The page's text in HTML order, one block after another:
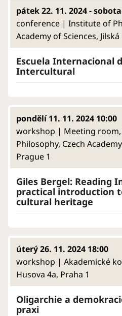
pátek 22. 11. 2024 -
conference | Institute of
Academy of Sciences, Jilská
Escuela Internacional
Intercultural
pondělí 11. 11. 2024 10:00
workshop | Meeting
Philosophy, Czech
Prague 1
Giles Bergel: Reading
practical introduction
cultural heritage
úterý 26. 11. 2024 18:00
workshop | Akademické
Husova 4a, Praha 1
Oligarchie a
praxi